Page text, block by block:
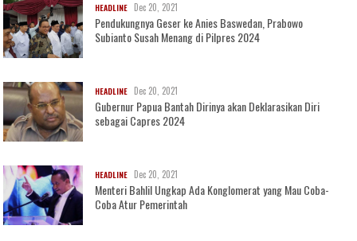
HEADLINE Dec 20, 2021
Pendukungnya Geser ke Anies Baswedan, Prabowo
Subianto Susah Menang di Pilpres 2024
HEADLINE Dec 20, 2021
Gubernur Papua Bantah Dirinya akan Deklarasikan Diri
sebagai Capres 2024
HEADLINE Dec 20, 2021
Menteri Bahlil Ungkap Ada Konglomerat yang Mau Coba-
Coba Atur Pemerintah